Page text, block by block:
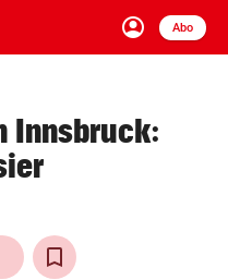
account_circle
Anmelden
Abo
close Schließen
arrow_right
Innsbruck: